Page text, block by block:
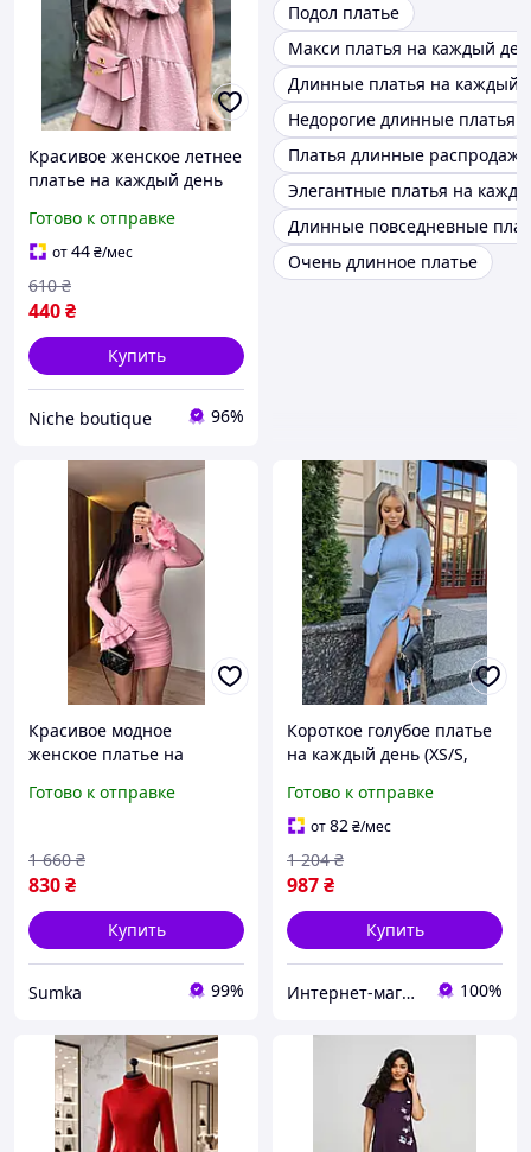
Красивое женское летнее
платье на каждый день
модное короткое
Готово к отправке
от44₴/мес
440₴
610 ₴
Купить
Niche boutique 96%
Подол платье
Макси платья на каждый
Длинные платья на каждый
Недорогие длинные платья
Платья длинные распродажа
Элегантные платья на
Длинные повседневные
Очень длинное платье
Красивое модное
женское платье на
микродайвинга,
з длинным рукавом
Готово к отправке
830₴
1 660 ₴
Купить
Sumka 99%
Короткое голубое платье
на каждый день (XS/S,
Готово к отправке
от82₴/мес
987₴
1 204 ₴
Купить
Интернет-магазин "OnLady" 100%